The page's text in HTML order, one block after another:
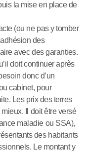
la mise en place de
(ou ne pas y tomber
des
avec des garanties.
doit continuer après
donc d’un
cabinet, pour
Les prix des terres
Il doit être versé
maladie ou SSA),
des habitants
Le montant y